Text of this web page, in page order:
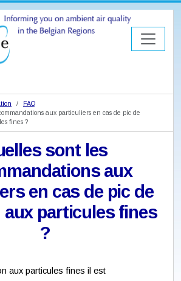
FAQ
aux particuliers en cas de pic de
fines ?
sont les
aux
en cas de pic de
particules fines
?
aux particules fines il est